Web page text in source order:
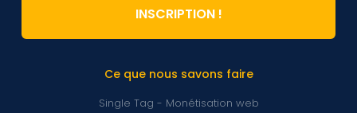
Ce que nous savons faire
Single Tag - Monétisation web
INSCRIPTION !